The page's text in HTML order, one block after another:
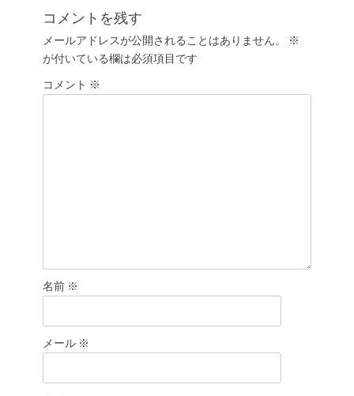
ー
シ
ョ
ン
投
コメントを残す
メールアドレスが公開されることはありません。
※
が付いている欄は必須項目です
コメント ※
名前 ※
メール ※